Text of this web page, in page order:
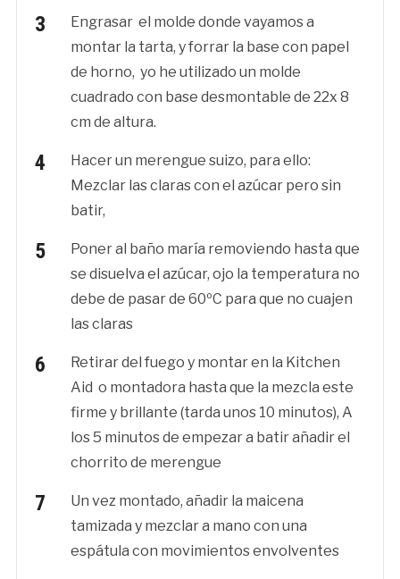
Engrasar el molde donde vayamos a
montar la tarta, y forrar la base con papel
de horno, yo he utilizado un molde
cuadrado con base desmontable de 22x 8
cm de altura.
Hacer un merengue suizo, para ello:
Mezclar las claras con el azúcar pero sin
batir,
Poner al baño maría removiendo hasta que
se disuelva el azúcar, ojo la temperatura no
debe de pasar de 60ºC para que no cuajen
las claras
Retirar del fuego y montar en la Kitchen
Aid o montadora hasta que la mezcla este
firme y brillante (tarda unos 10 minutos), A
los 5 minutos de empezar a batir añadir el
chorrito de merengue
Un vez montado, añadir la maicena
tamizada y mezclar a mano con una
espátula con movimientos envolventes